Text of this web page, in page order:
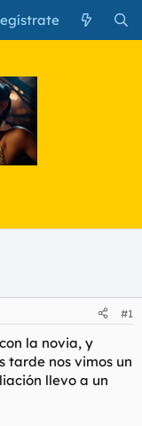
#1
la novia, y
tarde nos vimos un
llevo a un